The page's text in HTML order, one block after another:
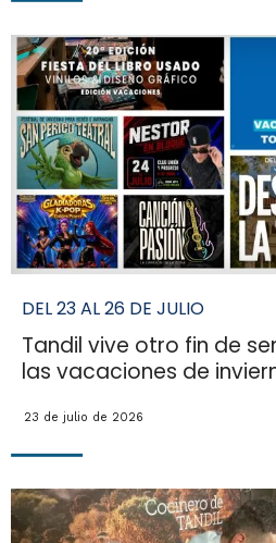
DEL 23 AL 26 DE JULIO
Tandil vive otro fin de
las vacaciones de
23 de julio de 2026